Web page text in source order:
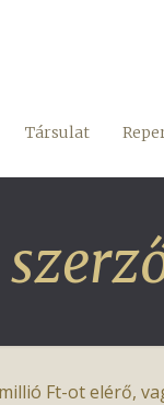
Társulat
Ft-ot elérő,